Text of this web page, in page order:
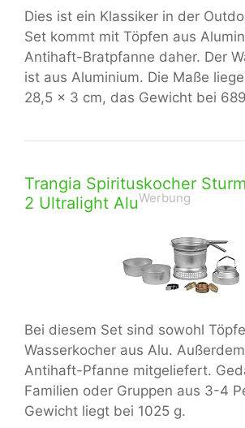
Dies ist ein Klassiker in der
Set kommt mit Töpfen aus
Antihaft-Bratpfanne daher. Der
ist aus Aluminium. Die Maße
28,5 x 3 cm, das Gewicht bei
Trangia Spirituskocher
2 Ultralight AluWerbung
Bei diesem Set sind sowohl
Wasserkocher aus Alu.
Antihaft-Pfanne mitgeliefert.
Familien oder Gruppen aus 3-4
Gewicht liegt bei 1025 g.